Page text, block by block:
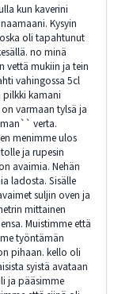
kun kaverini
Kysyin
oli tapahtunut
no minä
vettä mukiin ja tein
vahingossa 5cl
kamani
varmaan tylsä ja
verta.
menimme ulos
ja rupesin
avaimia. Nehän
ladosta. Sisälle
suljin oven ja
mittainen
Muistimme että
työntämän
pihaan. kello oli
syistä avataan
ja pääsimme